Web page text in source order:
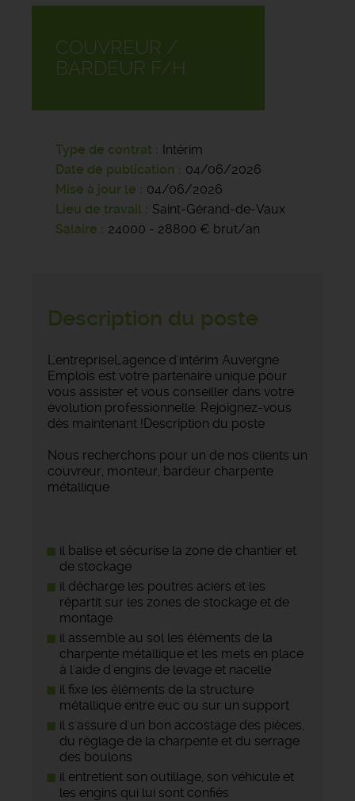
COUVREUR /
BARDEUR F/H
Type de contrat
Intérim
Date de publication
04/06/2026
Mise à jour le
04/06/2026
Lieu de travail
Saint-Gérand-de-Vaux
Salaire
24000 - 28800 € brut/an
Description du poste
L'entrepriseL'agence d'intérim Auvergne
Emplois est votre partenaire unique pour
vous assister et vous conseiller dans votre
évolution professionnelle. Rejoignez-vous
dès maintenant !Description du poste
Nous recherchons pour un de nos clients un
couvreur, monteur, bardeur charpente
métallique
il balise et sécurise la zone de chantier et
de stockage
il décharge les poutres aciers et les
répartit sur les zones de stockage et de
montage
il assemble au sol les éléments de la
charpente métallique et les mets en place
à l'aide d'engins de levage et nacelle
il fixe les éléments de la structure
métallique entre euc ou sur un support
il s'assure d'un bon accostage des pièces,
du réglage de la charpente et du serrage
des boulons
il entretient son outillage, son véhicule et
les engins qui lui sont confiés